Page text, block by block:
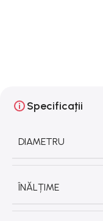
Specificații
DIAMETRU
ÎNĂLȚIME